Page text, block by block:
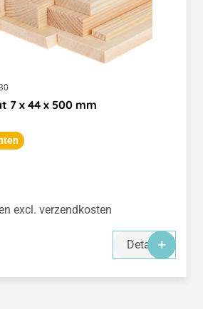
7 x 44 x 500 mm
excl. verzendkosten
Details